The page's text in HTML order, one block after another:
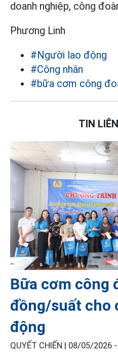
doanh nghiệp, công
Phương Linh
#Người lao động
#Công nhân
#bữa cơm công
TIN
Bữa cơm công
đồng/suất cho
động
QUYẾT CHIẾN | 08/05/2026 -